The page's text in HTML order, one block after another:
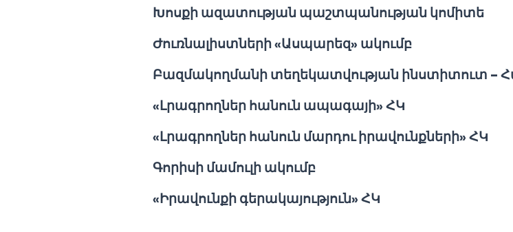
Խոսքի ազատության պաշտպանության կոմիտե
Ժուռնալիստների «Ասպարեզ» ակումբ
Բազմակողմանի տեղեկատվության ինստիտուտ –
«Լրագրողներ հանուն ապագայի» ՀԿ
«Լրագրողներ հանուն մարդու իրավունքների» ՀԿ
Գորիսի մամուլի ակումբ
«Իրավունքի գերակայություն» ՀԿ